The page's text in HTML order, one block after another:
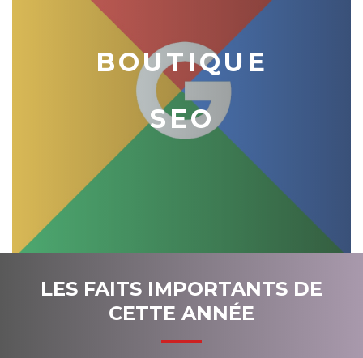
BOUTIQUE
SEO
LES FAITS IMPORTANTS DE
CETTE ANNÉE